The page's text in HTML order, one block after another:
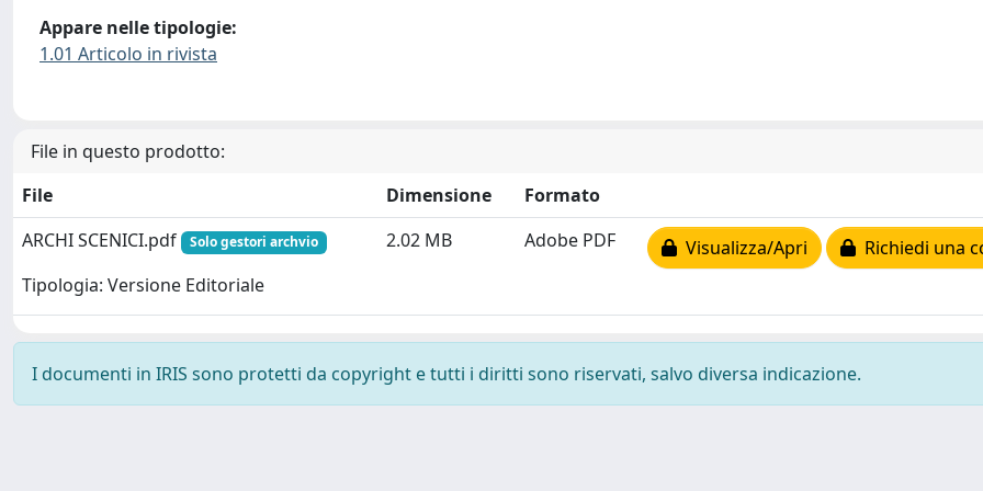
Appare nelle tipologie:
1.01 Articolo in rivista
File in questo prodotto:
File
Dimensione
Formato
ARCHI SCENICI.pdf
Solo gestori archvio
Tipologia: Versione Editoriale
2.02 MB Adobe PDF Visualizza/Apri Richiedi una
I documenti in IRIS sono protetti da copyright e tutti i diritti sono riservati, salvo diversa indicazione.